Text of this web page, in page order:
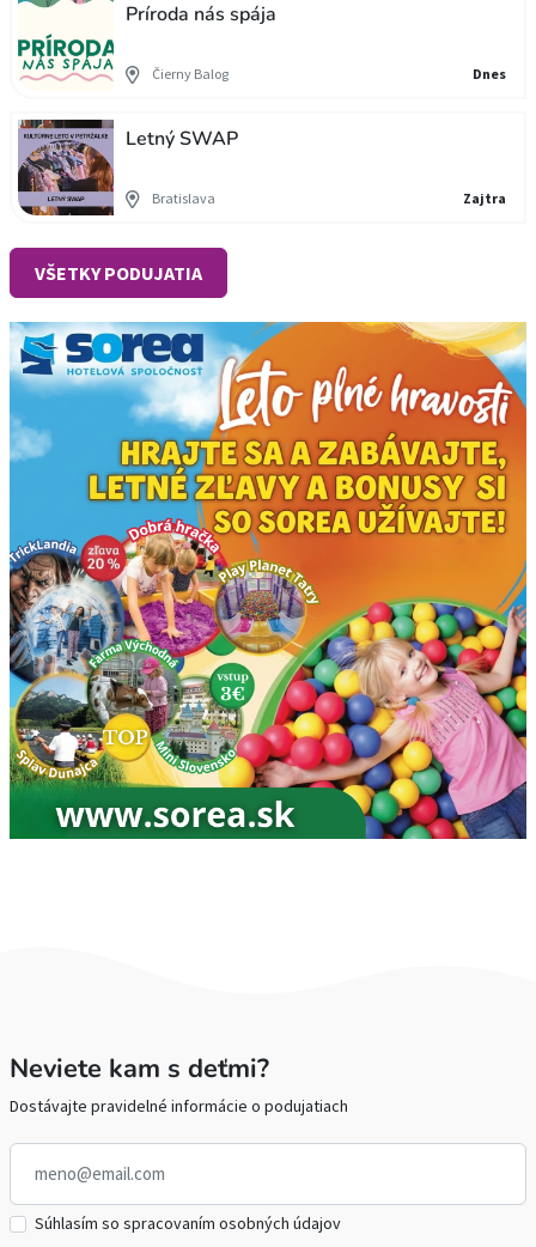
Príroda nás spája
Čierny Balog Dnes
Letný SWAP
Bratislava Zajtra
VŠETKY PODUJATIA
Neviete kam s deťmi?
Dostávajte pravidelné informácie o podujatiach
Súhlasím so spracovaním osobných údajov